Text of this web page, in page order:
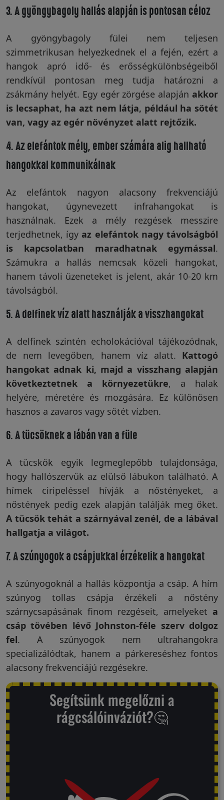
Légy
viszonteladó!
Rólunk
Szállítás,
szerviz
Visszaküldési
politika
Kapcsolatfelvétel
Regisztráció/Belépés
3. A gyöngybagoly hallás alapján is pontosan céloz
A gyöngybagoly fülei nem teljesen
szimmetrikusan helyezkednek el a fején, ezért a
hangok apró idő- és erősségkülönbségeiből
rendkívül pontosan meg tudja határozni a
zsákmány helyét. Egy egér zörgése alapján akkor
is lecsaphat, ha azt nem látja, például ha sötét
van, vagy az egér növényzet alatt rejtőzik.
4. Az elefántok mély, ember számára alig hallható
hangokkal kommunikálnak
Az elefántok nagyon alacsony frekvenciájú
hangokat, úgynevezett infrahangokat is
használnak. Ezek a mély rezgések messzire
terjedhetnek, így az elefántok nagy távolságból
is kapcsolatban maradhatnak egymással.
Számukra a hallás nemcsak közeli hangokat,
hanem távoli üzeneteket is jelent, akár 10-20 km
távolságból.
5. A delfinek víz alatt használják a visszhangokat
A delfinek szintén echolokációval tájékozódnak,
de nem levegőben, hanem víz alatt. Kattogó
hangokat adnak ki, majd a visszhang alapján
következtetnek a környezetükre, a halak
helyére, méretére és mozgására. Ez különösen
hasznos a zavaros vagy sötét vízben.
6. A tücsöknek a lábán van a füle
A tücskök egyik legmeglepőbb tulajdonsága,
hogy hallószervük az elülső lábukon található. A
hímek ciripeléssel hívják a nőstényeket, a
nőstények pedig ezek alapján találják meg őket.
A tücsök tehát a szárnyával zenél, de a lábával
hallgatja a világot.
7. A szúnyogok a csápjukkal érzékelik a hangokat
A szúnyogoknál a hallás központja a csáp. A hím
szúnyog tollas csápja érzékeli a nőstény
szárnycsapásának finom rezgéseit, amelyeket a
csáp tövében lévő Johnston-féle szerv dolgoz
fel. A szúnyogok nem ultrahangokra
specializálódtak, hanem a párkereséshez fontos
alacsony frekvenciájú rezgésekre.
Segítsünk megelőzni a
rágcsálóinváziót?🤔